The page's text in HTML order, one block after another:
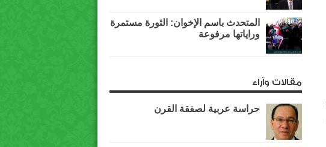
المتحدث باسم الإخوان: الثورة مستمرة
وراياتها مرفوعة
مقالات وآراء
حراسة عربية لصفقة القرن